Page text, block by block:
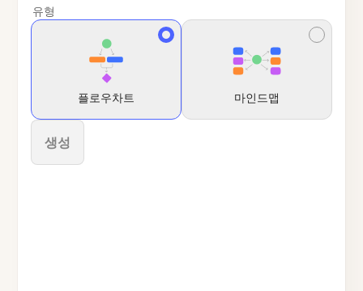
유형
플로우차트 마인드맵
생성